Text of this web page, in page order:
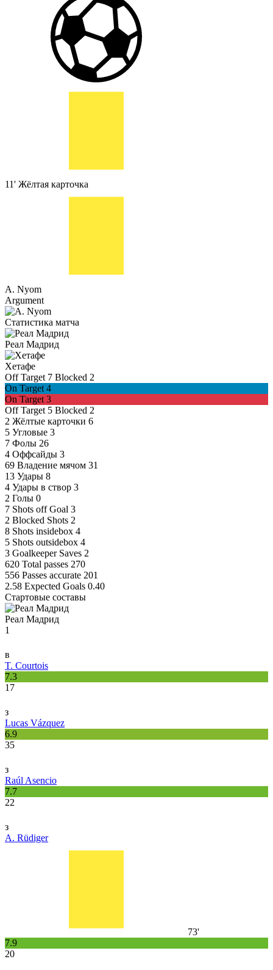
11' Жёлтая карточка
A. Nyom
Argument
Статистика матча
Реал Мадрид
Хетафе
Off Target 7 Blocked 2
On Target 4
On Target 3
Off Target 5 Blocked 2
2 Жёлтые карточки 6
5 Угловые 3
7 Фолы 26
4 Оффсайды 3
69 Владение мячом 31
13 Удары 8
4 Удары в створ 3
2 Голы 0
7 Shots off Goal 3
2 Blocked Shots 2
8 Shots insidebox 4
5 Shots outsidebox 4
3 Goalkeeper Saves 2
620 Total passes 270
556 Passes accurate 201
2.58 Expected Goals 0.40
Стартовые составы
Реал Мадрид
1
в
T. Courtois
7.3
17
з
Lucas Vázquez
6.9
35
з
Raúl Asencio
7.7
22
з
A. Rüdiger
73'
7.9
20